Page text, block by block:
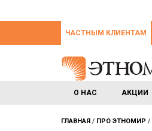
ЧАСТНЫМ КЛИЕНТАМ
О НАС АКЦИИ
ГЛАВНАЯ ПРО ЭТНОМИР